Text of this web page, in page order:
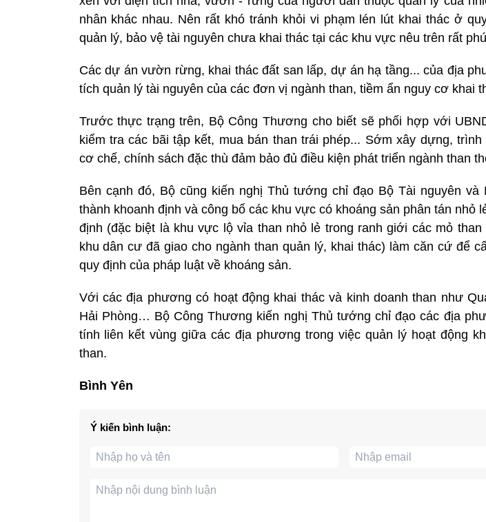
nhân khác nhau. Nên rất khó tránh khỏi vi phạm lén lút khai thác ở
quản lý, bảo vệ tài nguyên chưa khai thác tại các khu vực nêu trên rất
Các dự án vườn rừng, khai thác đất san lấp, dự án hạ tầng... của địa
tích quản lý tài nguyên của các đơn vị ngành than, tiềm ẩn nguy cơ khai
Trước thực trạng trên, Bộ Công Thương cho biết sẽ phối hợp với
kiểm tra các bãi tập kết, mua bán than trái phép... Sớm xây dựng,
cơ chế, chính sách đặc thù đảm bảo đủ điều kiện phát triển ngành than
Bên cạnh đó, Bộ cũng kiến nghị Thủ tướng chỉ đạo Bộ Tài nguyên
thành khoanh định và công bố các khu vực có khoáng sản phân tán nhỏ
định (đặc biệt là khu vực lộ vỉa than nhỏ lẻ trong ranh giới các mỏ
khu dân cư đã giao cho ngành than quản lý, khai thác) làm căn cứ để
quy định của pháp luật về khoáng sản.
Với các địa phương có hoạt động khai thác và kinh doanh than như
Hải Phòng… Bộ Công Thương kiến nghị Thủ tướng chỉ đạo các địa
tính liên kết vùng giữa các địa phương trong việc quản lý hoạt động
than.
Bình Yên
Ý kiến bình luận: